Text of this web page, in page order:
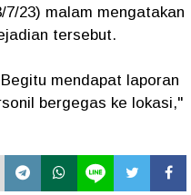
23) malam mengatakan
tersebut.
mendapat laporan
bergegas ke lokasi,"